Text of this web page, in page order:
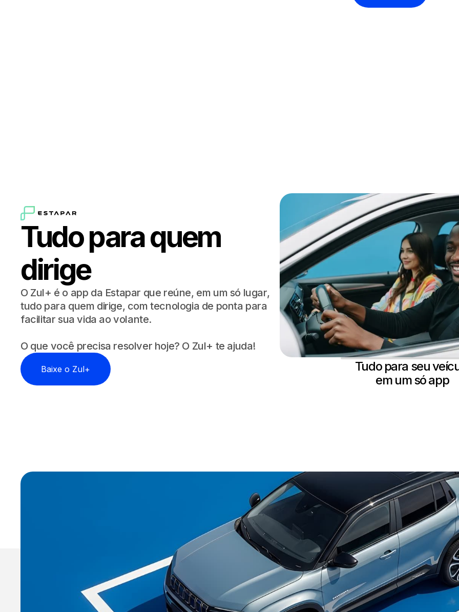
Tudo para quem
dirige
O Zul+ é o app da Estapar que reúne, em um só lugar,
tudo para quem dirige, com tecnologia de ponta para
facilitar sua vida ao volante.
O que você precisa resolver hoje? O Zul+ te ajuda!
Baixe o Zul+
Tudo para seu
em um só app
manutenção
Para cuidar do seu carro